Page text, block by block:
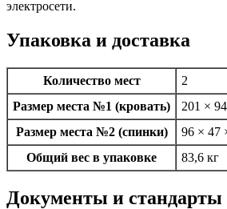
электросети.
Упаковка и доставка
Количество мест
2
Размер места №1 (кровать)
201 ×
Размер места №2 (спинки)
96 × 47
Общий вес в упаковке
83,6 кг
Документы и стандарты